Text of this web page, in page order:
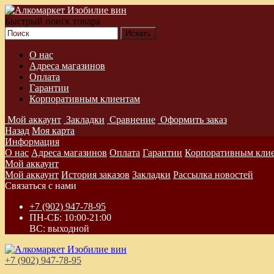
Быстрый поиск товара
О нас
Адреса магазинов
Оплата
Гарантии
Корпоративным клиентам
Мой аккаунт Закладки Сравнение Оформить заказ
Назад Моя карта
Информация
О нас Адреса магазинов Оплата Гарантии Корпоративным
Мой аккаунт
Мой аккаунт История заказов Закладки Рассылка новостей
Связаться с нами
+7 (902) 947-78-95
ПН-СБ: 10:00-21:00
ВС: выходной
+7 (902) 947-78-95